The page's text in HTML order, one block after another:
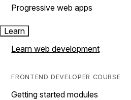
Progressive web apps
Learn
Learn web development
FRONTEND DEVELOPER COURSE
Getting started modules